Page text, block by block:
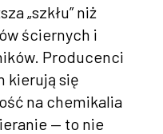
„szkłu” niż
ściernych i
Producenci
kierują się
na chemikalia
— to nie